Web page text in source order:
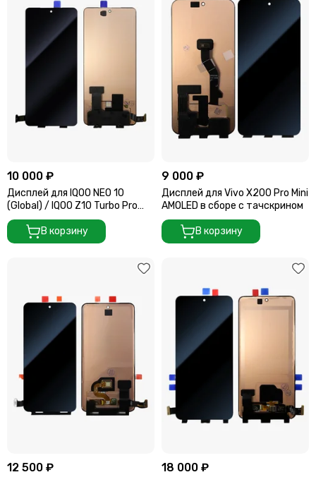
10 000 ₽
Дисплей для IQOO NEO 10
(GIobal) / IQOO Z10 Turbo Pro
(Amoled) в сборе с тачскрином
В корзину
9 000 ₽
Дисплей для Vivo X200 Pro Mini
AMOLED в сборе с тачскрином
В корзину
12 500 ₽ 18 000 ₽